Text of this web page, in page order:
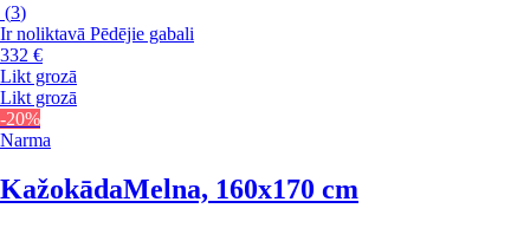
(3)
Ir noliktavā Pēdējie gabali
332 €
Likt grozā
Likt grozā
-20%
Narma
KažokādaMelna, 160x170 cm